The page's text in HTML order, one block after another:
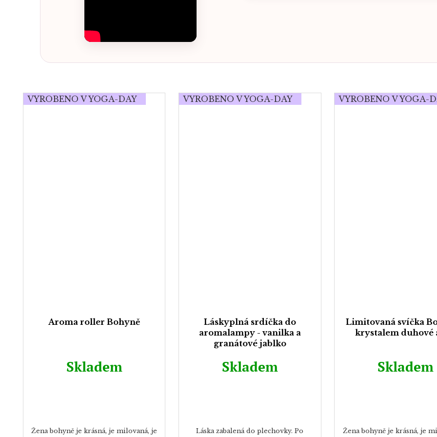
VYROBENO V YOGA-DAY
Aroma roller Bohyně
Skladem
Žena bohyně je krásná, je milovaná, je
VYROBENO V YOGA-DAY
Láskyplná srdíčka do
aromalampy - vanilka a
granátové jablko
Skladem
Láska zabalená do plechovky. Po
VYROBENO V YOGA-
Limitovaná svíčka
krystalem duhové
Skladem
Žena bohyně je krásná, je